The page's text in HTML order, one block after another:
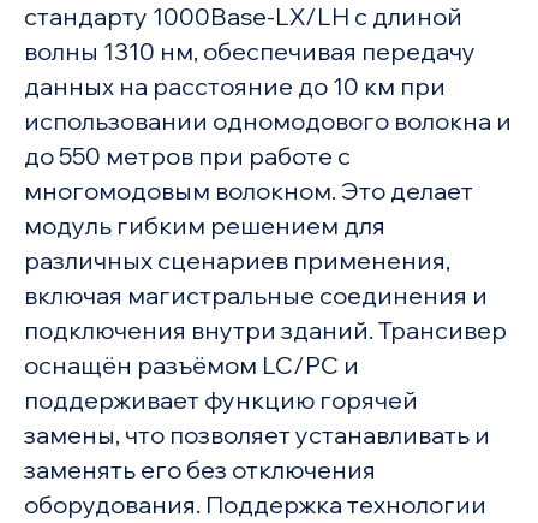
стандарту 1000Base-LX/LH с длиной
волны 1310 нм, обеспечивая передачу
данных на расстояние до 10 км при
использовании одномодового волокна и
до 550 метров при работе с
многомодовым волокном. Это делает
модуль гибким решением для
различных сценариев применения,
включая магистральные соединения и
подключения внутри зданий. Трансивер
оснащён разъёмом LC/PC и
поддерживает функцию горячей
замены, что позволяет устанавливать и
заменять его без отключения
оборудования. Поддержка технологии